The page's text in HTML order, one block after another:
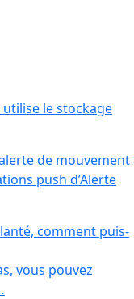
le stockage
de mouvement
push d’Alerte
comment puis-
vous pouvez